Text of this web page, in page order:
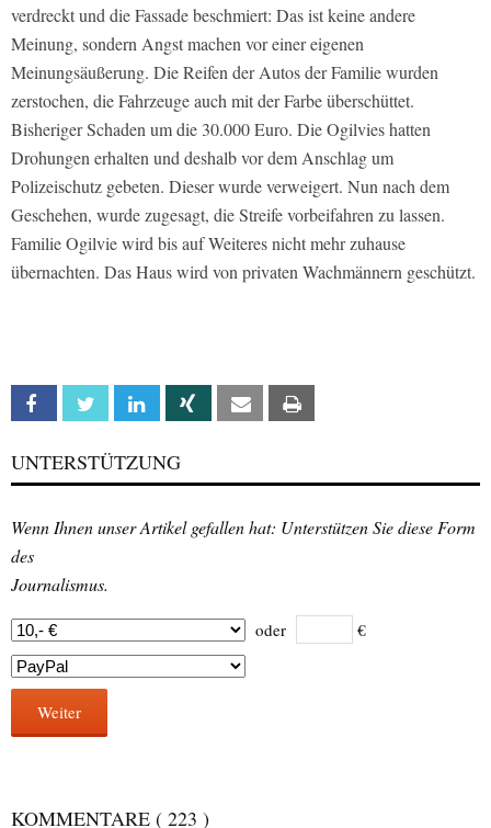
verdreckt und die Fassade beschmiert: Das ist keine andere
Meinung, sondern Angst machen vor einer eigenen
Meinungsäußerung. Die Reifen der Autos der Familie wurden
zerstochen, die Fahrzeuge auch mit der Farbe überschüttet.
Bisheriger Schaden um die 30.000 Euro. Die Ogilvies hatten
Drohungen erhalten und deshalb vor dem Anschlag um
Polizeischutz gebeten. Dieser wurde verweigert. Nun nach dem
Geschehen, wurde zugesagt, die Streife vorbeifahren zu lassen.
Familie Ogilvie wird bis auf Weiteres nicht mehr zuhause
übernachten. Das Haus wird von privaten Wachmännern geschützt.
Facebook Twitter Linkedin Xing Email
UNTERSTÜTZUNG
Wenn Ihnen unser Artikel gefallen hat: Unterstützen Sie diese Form
des
Journalismus.
oder €
Weiter
KOMMENTARE ( 223 )